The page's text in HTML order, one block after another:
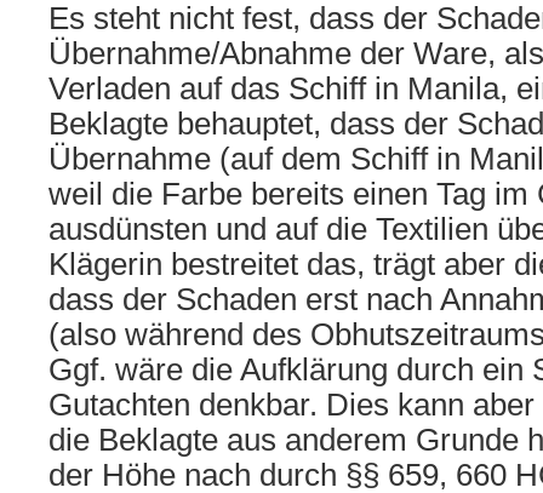
Es steht nicht fest, dass der
Übernahme/Abnahme der Ware,
Verladen auf das Schiff in Manila,
Beklagte behauptet, dass der
Übernahme (auf dem Schiff in
weil die Farbe bereits einen Tag im
ausdünsten und auf die Textilien
Klägerin bestreitet das, trägt aber
dass der Schaden erst nach
(also während des
Ggf. wäre die Aufklärung durch ein
Gutachten denkbar. Dies kann
die Beklagte aus anderem Grunde
der Höhe nach durch §§ 659, 660